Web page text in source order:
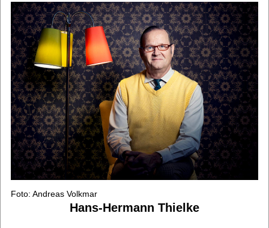
Foto: Andreas Volkmar
Hans-Hermann Thielke